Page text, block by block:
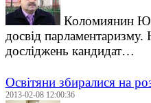
Коломиянин
досвід парламентаризму.
досліджень кандидат…
Освітяни збиралися на
2013-02-08 12:00:36